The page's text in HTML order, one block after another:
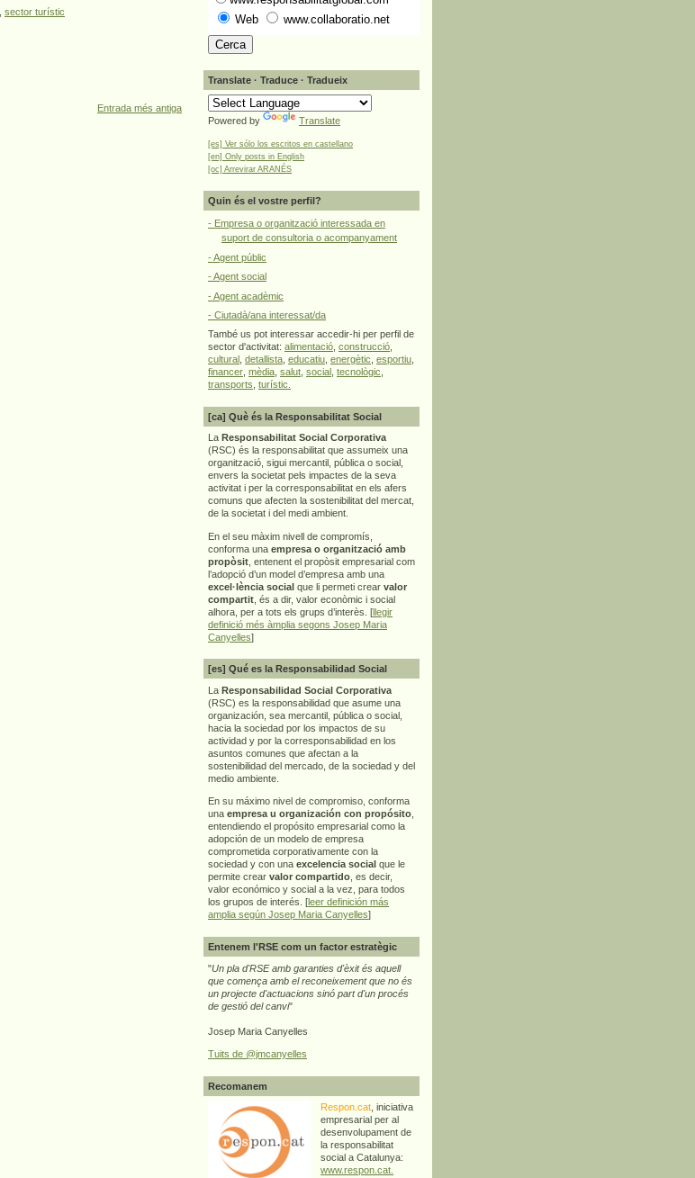
sector turístic
Entrada més antiga
Web
www.collaboratio.net
Translate · Traduce · Tradueix
Powered by Translate
[es] Ver sólo los escritos en castellano
[en] Only posts in English
[oc] Arrevirar ARANÉS
Quin és el vostre perfil?
- Empresa o organització interessada en
suport de consultoria o acompanyament
- Agent públic
- Agent social
- Agent acadèmic
- Ciutadà/ana interessat/da
També us pot interessar accedir-hi per perfil de
sector d'activitat: alimentació construcció
cultural detallista educatiu energètic esportiu
financer mèdia salut social tecnològic
transports turístic.
[ca] Què és la Responsabilitat Social
La Responsabilitat Social Corporativa
(RSC) és la responsabilitat que assumeix una
organització, sigui mercantil, pública o social,
envers la societat pels impactes de la seva
activitat i per la corresponsabilitat en els afers
comuns que afecten la sostenibilitat del mercat,
de la societat i del medi ambient.
En el seu màxim nivell de compromís,
conforma una empresa o organització amb
propòsit , entenent el propòsit empresarial com
l’adopció d’un model d’empresa amb una
excel·lència social que li permeti crear valor
compartit , és a dir, valor econòmic i social
alhora, per a tots els grups d’interès. [llegir
definició més àmplia segons Josep Maria
Canyelles]
[es] Qué es la Responsabilidad Social
La Responsabilidad Social Corporativa
(RSC) es la responsabilidad que asume una
organización, sea mercantil, pública o social,
hacia la sociedad por los impactos de su
actividad y por la corresponsabilidad en los
asuntos comunes que afectan a la
sostenibilidad del mercado, de la sociedad y del
medio ambiente.
En su máximo nivel de compromiso, conforma
una empresa u organización con propósito
entendiendo el propósito empresarial como la
adopción de un modelo de empresa
comprometida corporativamente con la
sociedad y con una excelencia social que le
permite crear valor compartido , es decir,
valor económico y social a la vez, para todos
los grupos de interés. [leer definición más
amplia según Josep Maria Canyelles]
Entenem l'RSE com un factor estratègic
"Un pla d'RSE amb garanties d'èxit és aquell
que comença amb el reconeixement que no és
un projecte d'actuacions sinó part d'un procés
de gestió del canvi"
Josep Maria Canyelles
Tuits de @jmcanyelles
Recomanem
Respon.cat , iniciativa
empresarial per al
desenvolupament de
la responsabilitat
social a Catalunya:
www.respon.cat.